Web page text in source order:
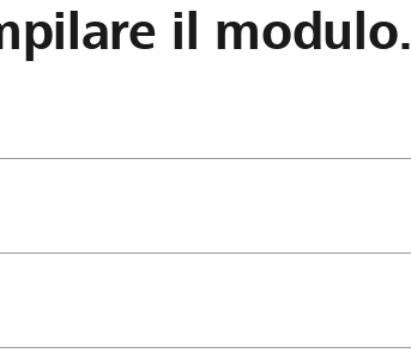
il modulo.